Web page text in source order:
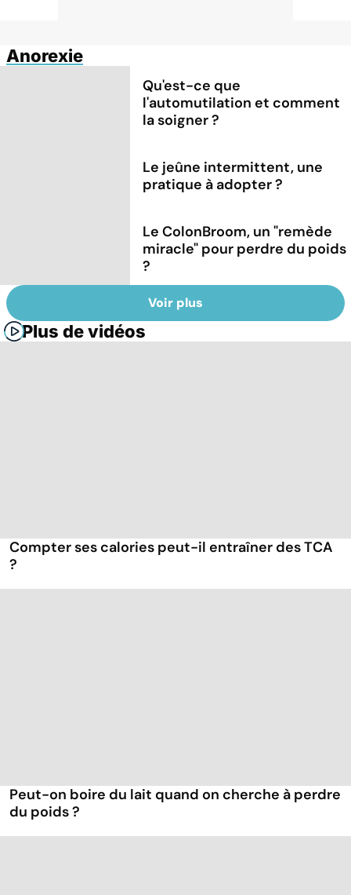
Anorexie
Qu'est-ce que
l'automutilation et comment
la soigner ?
Le jeûne intermittent, une
pratique à adopter ?
Le ColonBroom, un "remède
miracle" pour perdre du poids
?
Voir plus
Plus de vidéos
Compter ses calories peut-il entraîner des TCA
?
Peut-on boire du lait quand on cherche à perdre
du poids ?